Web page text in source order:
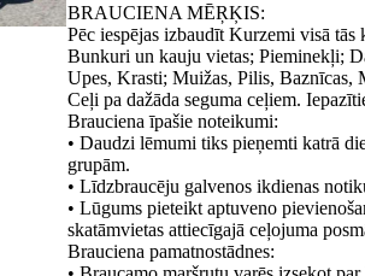
BRAUCIENA MĒŖĶIS:
Pēc iespējas izbaudīt Kurzemi visā tās
Bunkuri un kauju vietas; Pieminekļi;
Upes, Krasti; Muižas, Pilis, Baznīcas,
Ceļi pa dažāda seguma ceļiem.
Brauciena īpašie noteikumi:
• Daudzi lēmumi tiks pieņemti katrā
grupām.
• Līdzbraucēju galvenos ikdienas
• Lūgums pieteikt aptuveno
skatāmvietas attiecīgajā ceļojuma
Brauciena pamatnostādnes: